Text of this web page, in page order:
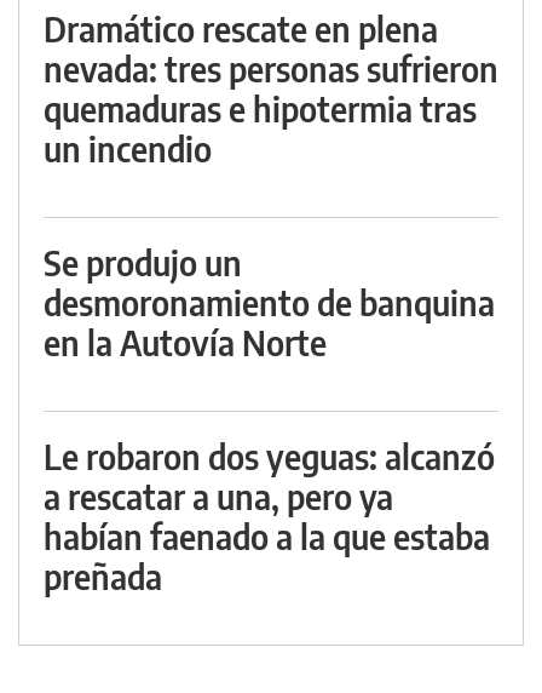
Dramático rescate en plena
nevada: tres personas sufrieron
quemaduras e hipotermia tras
un incendio
Se produjo un
desmoronamiento de banquina
en la Autovía Norte
Le robaron dos yeguas: alcanzó
a rescatar a una, pero ya
habían faenado a la que estaba
preñada